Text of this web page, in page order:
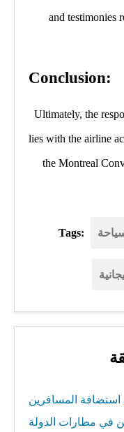
and testimonies
Conclusion:
Ultimately, the
lies with the airline
the Montreal
Tags:
استضافة المسافرين
في مطارات الدولة